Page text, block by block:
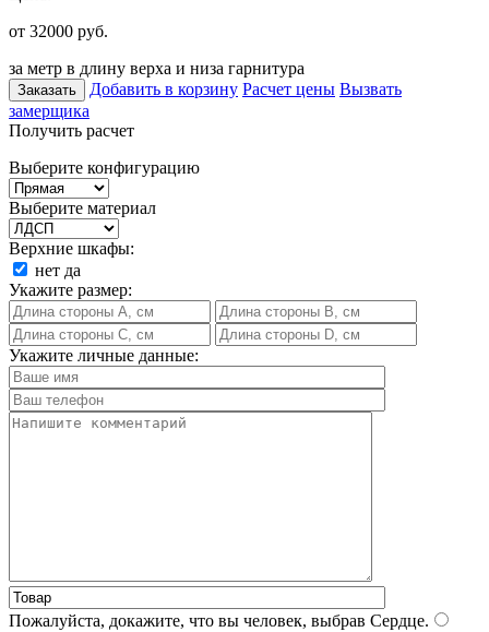
от 32000 руб.
за метр в длину верха и низа гарнитура
Заказать Добавить в корзину Расчет цены Вызвать
замерщика
Получить расчет
Выберите конфигурацию
Выберите материал
Верхние шкафы:
нет да
Укажите размер:
Укажите личные данные:
Пожалуйста, докажите, что вы человек, выбрав Сердце.